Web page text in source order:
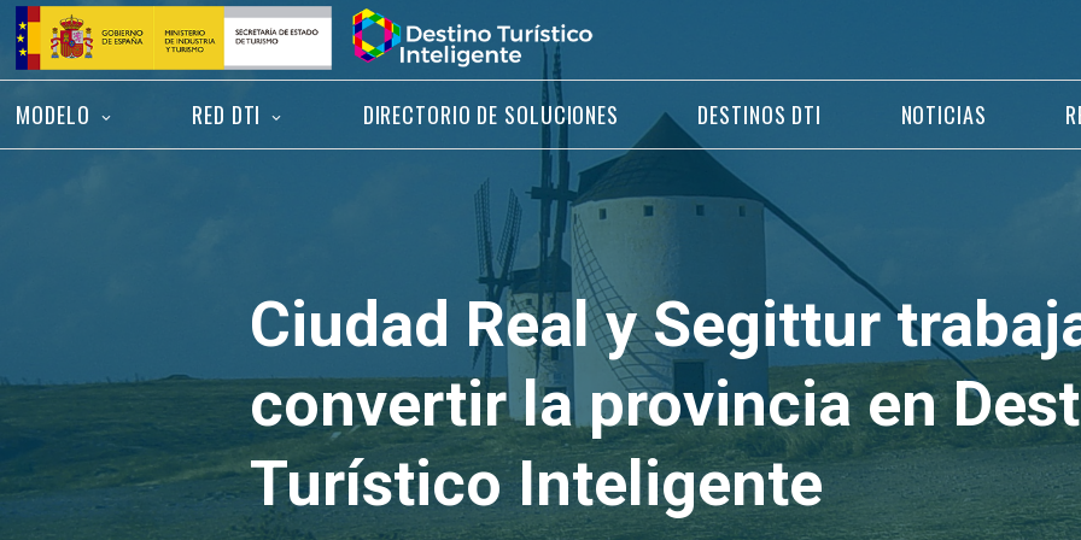
Saltar
contenido
Inicio
MODELO RED DTI DIRECTORIO DE SOLUCIONES DESTINOS DTI NOTICIAS
Ciudad Real y Segittur
convertir la provincia en
Turístico Inteligente